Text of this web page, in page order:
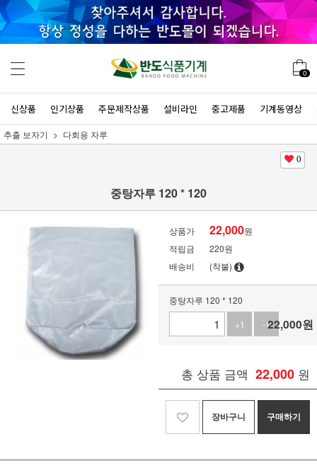
0
신상품 인기상품 주문제작상품 설비라인 중고제품 기계동영상
추출 보자기 다회용 자루
0
중탕자루 120 * 120
상품가 22,000원
적립금
220원
배송비
(착불)
중탕자루 120 * 120
+1
-122,000원
총 상품 금액 22,000 원
장바구니 구매하기